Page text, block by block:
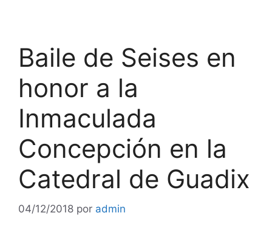
Baile de Seises en
honor a la
Inmaculada
Concepción en la
Catedral de Guadix
04/12/2018 por admin